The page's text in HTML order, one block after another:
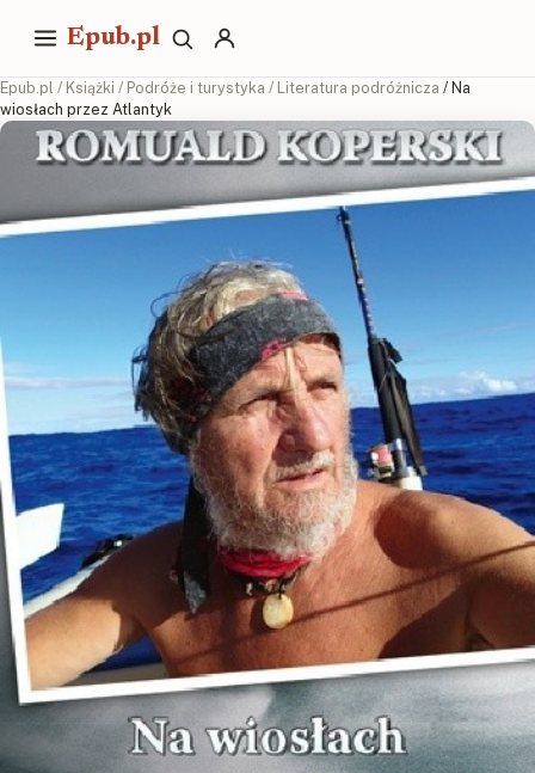
Epub.pl
Epub.pl / Książki / Podróże i turystyka / Literatura podróżnicza / Na
wiosłach przez Atlantyk